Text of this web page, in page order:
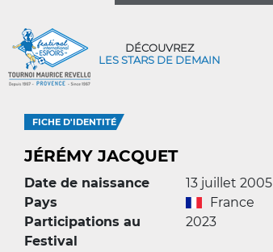
DÉCOUVREZ
LES STARS DE DEMAIN
FICHE D'IDENTITÉ
JÉRÉMY JACQUET
Date de naissance
13 juillet 2005
Pays
France
Participations au
Festival
2023